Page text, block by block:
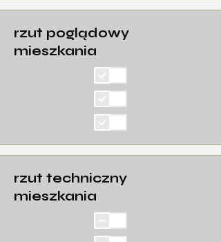
rzut poglądowy
mieszkania
rzut techniczny
mieszkania